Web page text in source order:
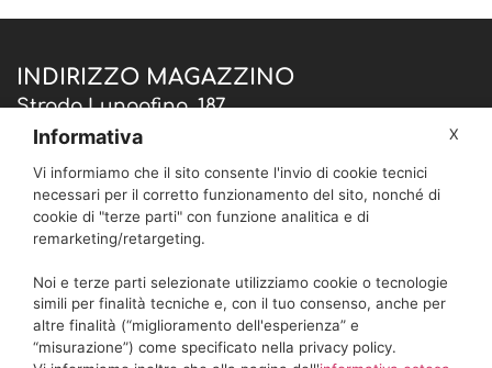
INDIRIZZO MAGAZZINO
Strada Lungofino, 187
Blocco H – Modulo 14
65013 Città Sant’Angelo (PE)
CONTATTI
Email: info @ momokacorp.com
Whatsapp:3499738507
X
Informativa
Vi informiamo che il sito consente l'invio di cookie tecnici
necessari per il corretto funzionamento del sito, nonché di
cookie di "terze parti" con funzione analitica e di
remarketing/retargeting.
Noi e terze parti selezionate utilizziamo cookie o tecnologie
simili per finalità tecniche e, con il tuo consenso, anche per
altre finalità (“miglioramento dell'esperienza” e
“misurazione”) come specificato nella privacy policy.